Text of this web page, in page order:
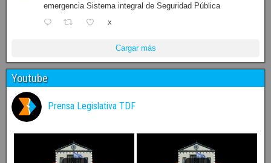
emergencia Sistema integral de Seguridad Pública
X
Cargar más
Youtube
Prensa Legislativa TDF